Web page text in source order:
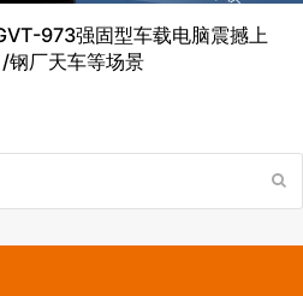
973强固型车载电脑震撼上
钢厂天车等场景